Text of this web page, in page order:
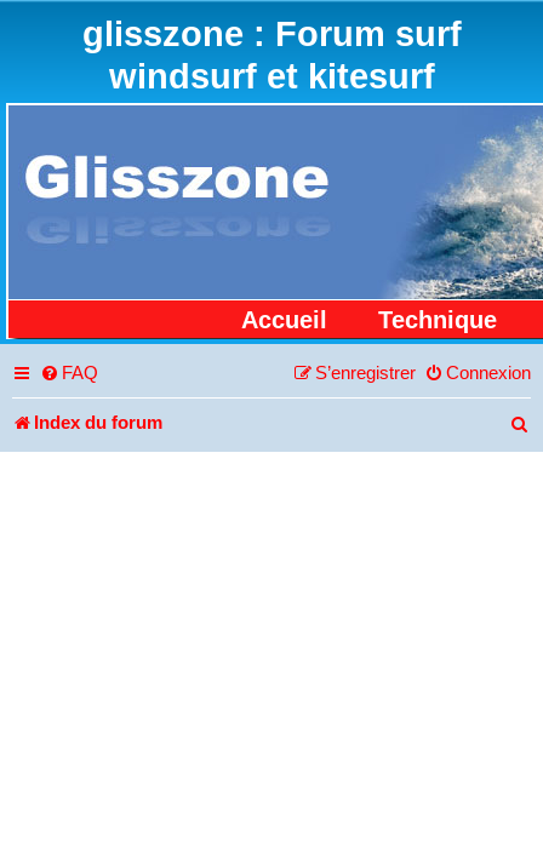
glisszone : Forum surf
windsurf et kitesurf
Accueil Technique
FAQ Connexion
S’enregistrer
Index du forum